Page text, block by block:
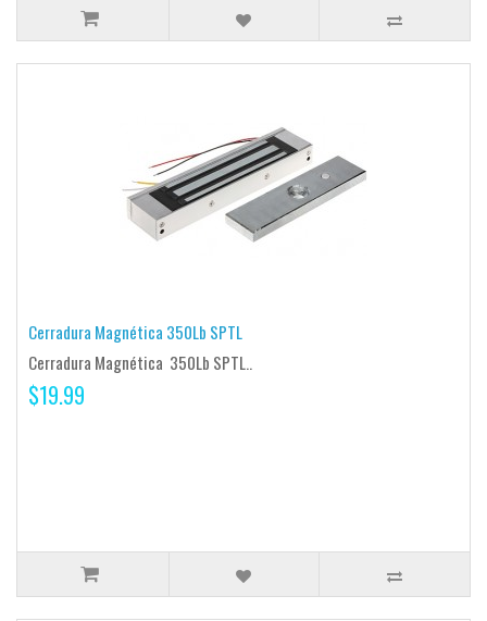
Cerradura Magnética 350Lb SPTL
Cerradura Magnética 350Lb SPTL..
$19.99